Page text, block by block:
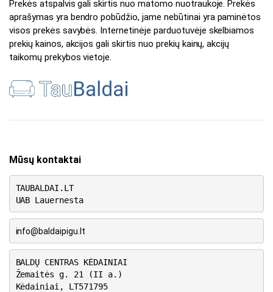
Prekės atspalvis gali skirtis nuo matomo nuotraukoje. Prekės
aprašymas yra bendro pobūdžio, jame nebūtinai yra paminėtos
visos prekės savybės. Internetinėje parduotuvėje skelbiamos
prekių kainos, akcijos gali skirtis nuo prekių kainų, akcijų
taikomų prekybos vietoje.
Mūsų kontaktai
TAUBALDAI.LT
UAB Lauernesta
info@baldaipigu.lt
BALDŲ CENTRAS KĖDAINIAI
Žemaitės g. 21 (II a.)
Kėdainiai, LT571795